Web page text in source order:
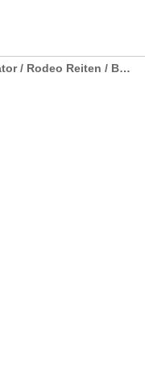
Snowboard Simulator / Rodeo Reiten / Bullriding